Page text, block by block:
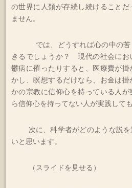
の世界に人類が存続し続けること
ません。
では、どうすれば心の中の
きるでしょうか？ 現代の社会にお
鬱病に罹ったりすると、医療費が
かし、瞑想するだけなら、お金は
かの宗教に信仰心を持っている人
ら信仰心を持ってない人が実践して
次に、科学者がどのような説
いと思います。
（スライドを見せる）